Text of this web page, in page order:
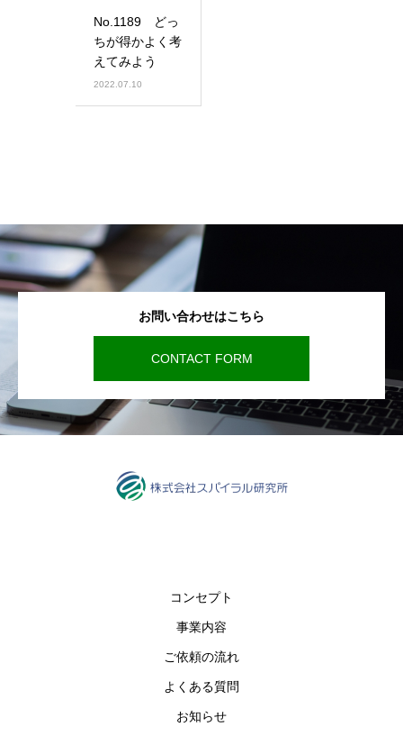
No.1189 どっ
ちが得かよく考
えてみよう
2022.07.10
お問い合わせはこちら
CONTACT FORM
コンセプト
事業内容
ご依頼の流れ
よくある質問
お知らせ